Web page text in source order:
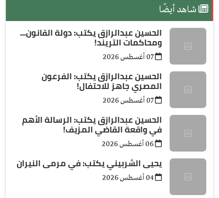
شاهد أيضًا
الحسين عبدالرازق يكتب: دولة القانون...
ومحاكمات التريند!
07 أغسطس 2026
الحسين عبدالرازق يكتب: الفرعون
المصري جاهز للاحتفال!
07 أغسطس 2026
الحسين عبدالرازق يكتب: الرسالة الأهم
في واقعة القاضي المزيف!
يحيى الشربيني يكتب: في مرمى النيران